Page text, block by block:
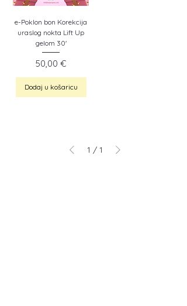
e-Poklon bon Korekcija
uraslog nokta Lift Up
gelom 30'
Cijena
50,00 €
Dodaj u košaricu
1 / 1